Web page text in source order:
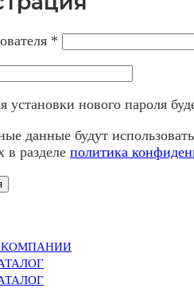
*
установки нового пароля
данные будут
в разделе политика